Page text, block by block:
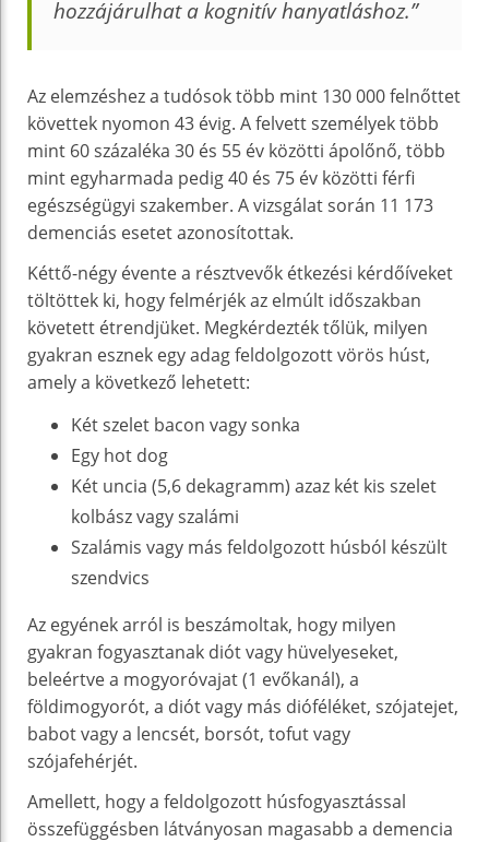
hozzájárulhat a kognitív hanyatláshoz.”
Az elemzéshez a tudósok több mint 130 000 felnőttet
követtek nyomon 43 évig. A felvett személyek több
mint 60 százaléka 30 és 55 év közötti ápolőnő, több
mint egyharmada pedig 40 és 75 év közötti férfi
egészségügyi szakember. A vizsgálat során 11 173
demenciás esetet azonosítottak.
Kéttő-négy évente a résztvevők étkezési kérdőíveket
töltöttek ki, hogy felmérjék az elmúlt időszakban
követett étrendjüket. Megkérdezték tőlük, milyen
gyakran esznek egy adag feldolgozott vörös húst,
amely a következő lehetett:
Két szelet bacon vagy sonka
Egy hot dog
Két uncia (5,6 dekagramm) azaz két kis szelet
kolbász vagy szalámi
Szalámis vagy más feldolgozott húsból készült
szendvics
Az egyének arról is beszámoltak, hogy milyen
gyakran fogyasztanak diót vagy hüvelyeseket,
beleértve a mogyoróvajat (1 evőkanál), a
földimogyorót, a diót vagy más dióféléket, szójatejet,
babot vagy a lencsét, borsót, tofut vagy
szójafehérjét.
Amellett, hogy a feldolgozott húsfogyasztással
összefüggésben látványosan magasabb a demencia